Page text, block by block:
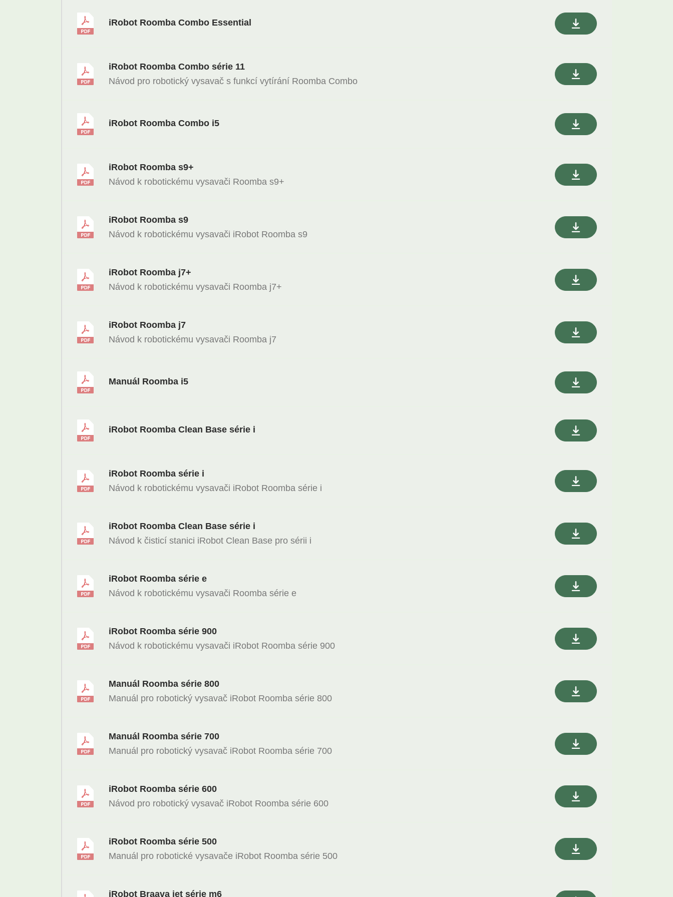
iRobot Roomba Combo Essential
iRobot Roomba Combo série 11
Návod pro robotický vysavač s funkcí vytírání Roomba Combo
iRobot Roomba Combo i5
iRobot Roomba s9+
Návod k robotickému vysavači Roomba s9+
iRobot Roomba s9
Návod k robotickému vysavači iRobot Roomba s9
iRobot Roomba j7+
Návod k robotickému vysavači Roomba j7+
iRobot Roomba j7
Návod k robotickému vysavači Roomba j7
Manuál Roomba i5
iRobot Roomba Clean Base série i
iRobot Roomba série i
Návod k robotickému vysavači iRobot Roomba série i
iRobot Roomba Clean Base série i
Návod k čisticí stanici iRobot Clean Base pro sérii i
iRobot Roomba série e
Návod k robotickému vysavači Roomba série e
iRobot Roomba série 900
Návod k robotickému vysavači iRobot Roomba série 900
Manuál Roomba série 800
Manuál pro robotický vysavač iRobot Roomba série 800
Manuál Roomba série 700
Manuál pro robotický vysavač iRobot Roomba série 700
iRobot Roomba série 600
Návod pro robotický vysavač iRobot Roomba série 600
iRobot Roomba série 500
Manuál pro robotické vysavače iRobot Roomba série 500
iRobot Braava jet série m6